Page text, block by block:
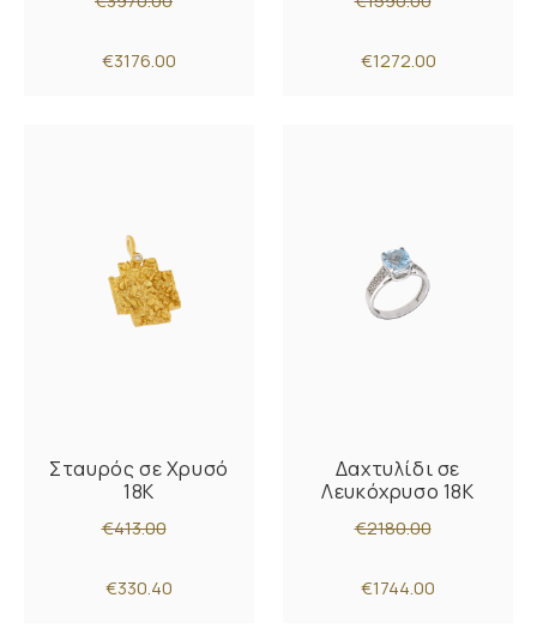
€3176.00 €1272.00
Σταυρός σε Χρυσό
18K
€413.00
€330.40
Δαχτυλίδι σε
Λευκόχρυσο 18K
€2180.00
€1744.00